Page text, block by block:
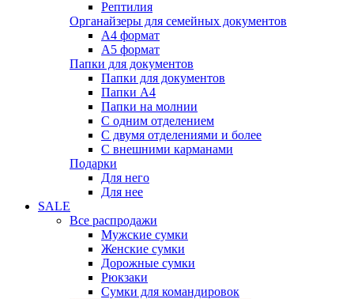
Рептилия
Органайзеры для семейных документов
А4 формат
А5 формат
Папки для документов
Папки для документов
Папки А4
Папки на молнии
С одним отделением
С двумя отделениями и более
С внешними карманами
Подарки
Для него
Для нее
SALE
Все распродажи
Мужские сумки
Женские сумки
Дорожные сумки
Рюкзаки
Сумки для командировок